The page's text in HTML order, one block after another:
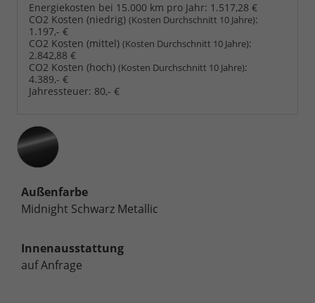
Energiekosten bei 15.000 km pro Jahr: 1.517,28 €
CO2 Kosten (niedrig) (Kosten Durchschnitt 10 Jahre):
1.197,- €
CO2 Kosten (mittel) (Kosten Durchschnitt 10 Jahre):
2.842,88 €
CO2 Kosten (hoch) (Kosten Durchschnitt 10 Jahre):
4.389,- €
Jahressteuer: 80,- €
Außenfarbe
Midnight Schwarz Metallic
Innenausstattung
auf Anfrage